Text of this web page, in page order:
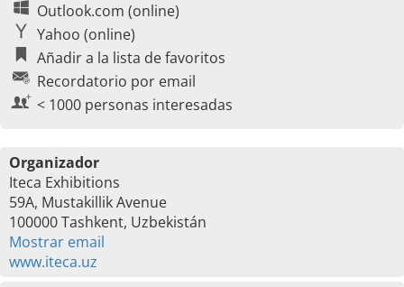
Outlook.com (online)
Yahoo (online)
Añadir a la lista de favoritos
Recordatorio por email
< 1000 personas interesadas
Organizador
Iteca Exhibitions
59A, Mustakillik Avenue
100000 Tashkent, Uzbekistán
Mostrar email
www.iteca.uz